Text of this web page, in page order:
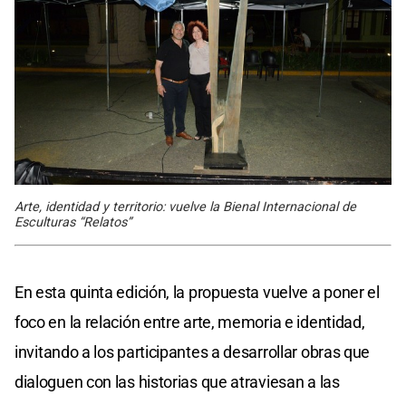
Arte, identidad y territorio: vuelve la Bienal Internacional de
Esculturas “Relatos”
En esta quinta edición, la propuesta vuelve a poner el
foco en la relación entre arte, memoria e identidad,
invitando a los participantes a desarrollar obras que
dialoguen con las historias que atraviesan a las